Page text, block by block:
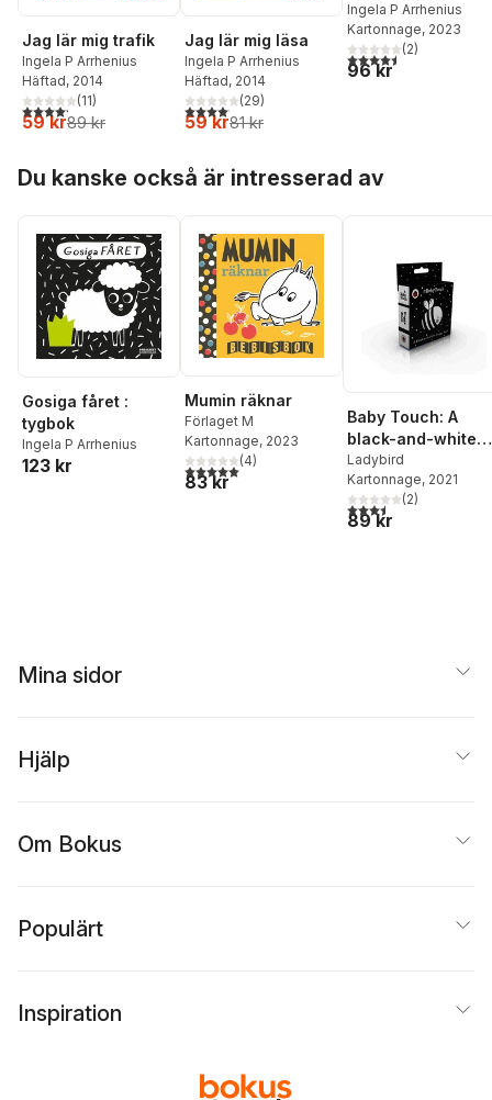
Jag lär mig trafik
Ingela P Arrhenius
Häftad, 2014
4,2utav 5 stjärnor. Totalt antal röster:
(11)
59 kr89 kr
Jag lär mig läsa
Ingela P Arrhenius
Häftad, 2014
4,1utav 5 stjärnor. Totalt antal röster:
(29)
59 kr81 kr
Ingela P Arrhenius
Kartonnage, 2023
4,5utav 5 stjärnor.
(2)
96 kr
Du kanske också är intresserad av
Gosiga fåret :
tygbok
Ingela P Arrhenius
123 kr
Mumin räknar
Förlaget M
Kartonnage, 2023
5,0utav 5 stjärnor. Totalt antal röster:
(4)
83 kr
Baby Touch: A
black-and-white
buggy book
Ladybird
Kartonnage, 2021
3,5utav 5 stjärnor.
(2)
89 kr
Mina sidor
Hjälp
Om Bokus
Populärt
Inspiration